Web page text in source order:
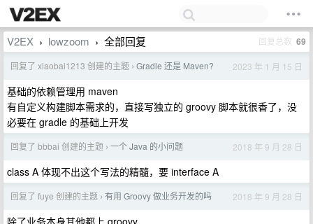
V2EX › lowzoom › 全部回复 回复总数 69
回复了 xiaobai1213 创建的主题 › Gradle 还是 Maven? 2023 年 1 月 15 日
基础的依赖管理用 maven
有自定义构建脚本需求的，直接写独立的 groovy 脚本就很香了，没
必要在 gradle 的基础上开发
回复了 bbbai 创建的主题 › 一个 Java 的小问题 2018 年 9 月 28 日
class A 体现不出这个写法的精髓，要 interface A
回复了 fuye 创建的主题 › 有用 Groovy 做业务开发的吗 2018 年 9 月 28 日
除了业务本身其他都上 groovy